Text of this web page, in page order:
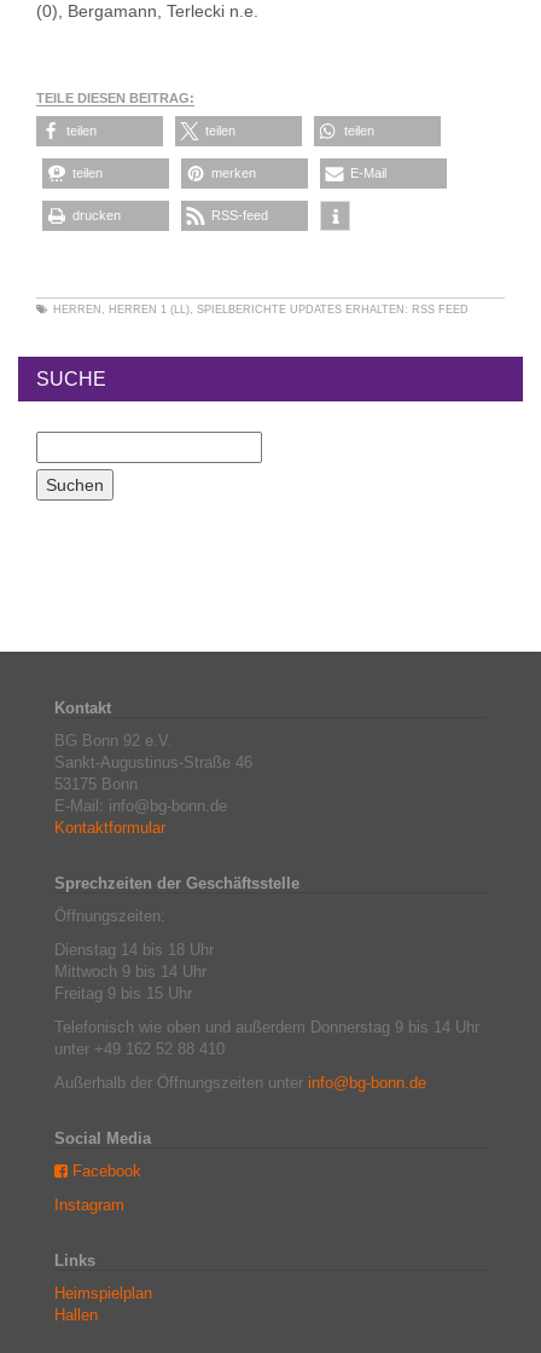
(0), Bergamann, Terlecki n.e.
TEILE DIESEN BEITRAG:
teilen teilen teilen
teilen merken E-Mail
drucken RSS-feed
HERREN , HERREN 1 (LL), SPIELBERICHTE UPDATES ERHALTEN: RSS FEED
SUCHE
Kontakt
BG Bonn 92 e.V.
Sankt-Augustinus-Straße 46
53175 Bonn
E-Mail: info@bg-bonn.de
Kontaktformular
Sprechzeiten der Geschäftsstelle
Öffnungszeiten:
Dienstag 14 bis 18 Uhr
Mittwoch 9 bis 14 Uhr
Freitag 9 bis 15 Uhr
Telefonisch wie oben und außerdem Donnerstag 9 bis 14 Uhr
unter +49 162 52 88 410
Außerhalb der Öffnungszeiten unter info@bg-bonn.de
Social Media
Facebook
Instagram
Links
Heimspielplan
Hallen